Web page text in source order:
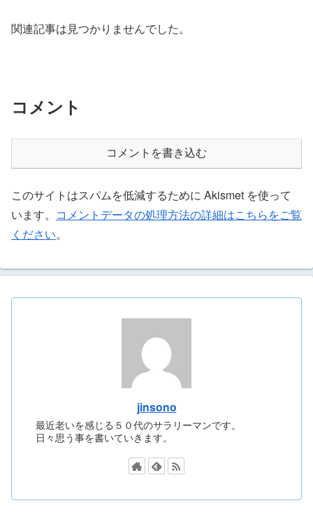
関連記事は見つかりませんでした。
コメント
コメントを書き込む
このサイトはスパムを低減するために Akismet を使って
います。 コメントデータの処理方法の詳細はこちらをご覧
ください。
jinsono
最近老いを感じる５０代のサラリーマンです。
日々思う事を書いていきます。